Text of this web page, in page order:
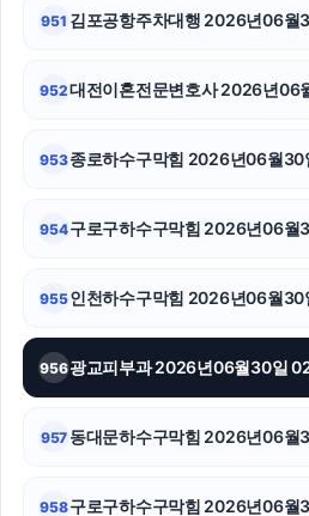
951 김포공항주차대행 2026년06월
952대전이혼전문변호사 2026년06
953종로하수구막힘 2026년06월
954구로구하수구막힘 2026년06월
955인천하수구막힘 2026년06월30
956광교피부과 2026년06월30일
957 동대문하수구막힘 2026년06월
958구로구하수구막힘 2026년06월